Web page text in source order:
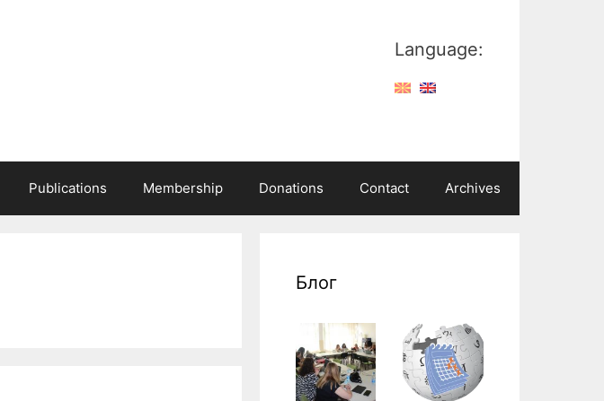
Language:
Publications Membership Donations Contact Archives
Блог